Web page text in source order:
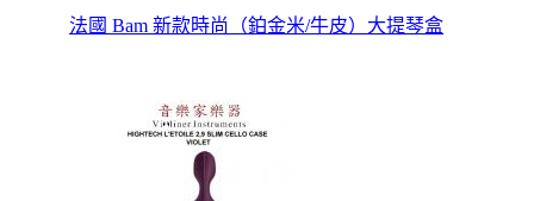
法國 Bam 新款時尚（鉑金米/牛皮）大提琴盒